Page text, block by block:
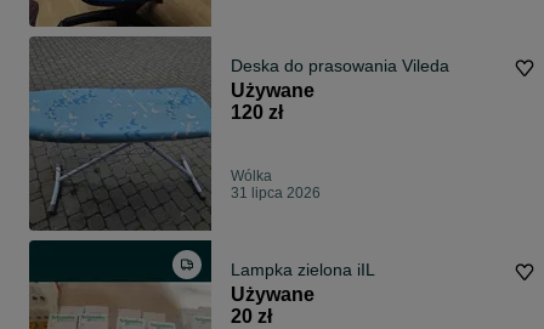
Deska do prasowania Vileda
Używane
120 zł
Wólka
31 lipca 2026
Lampka zielona iIL
Używane
20 zł